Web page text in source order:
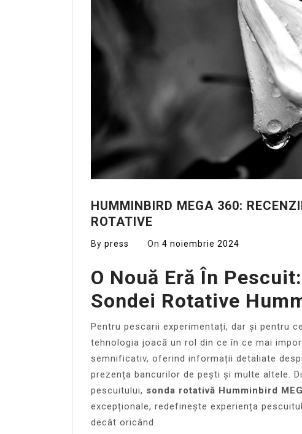
HUMMINBIRD MEGA 360:
ROTATIVE
By press On 4 noiembrie 2024
O Nouă Eră În
Sondei Rotative
Pentru pescarii experimentați, dar și pentru
tehnologia joacă un rol din ce în ce mai
semnificativ, oferind informații detaliate
prezența bancurilor de pești și multe altele.
pescuitului, sonda rotativă Humminbird
excepționale, redefinește experiența
decât oricând.